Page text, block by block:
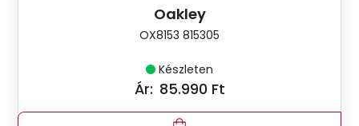
Oakley
OX8153 815305
Készleten
Ár: 85.990 Ft